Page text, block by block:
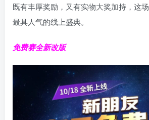
既有丰厚奖励，又有实物大奖加持，这
最具人气的线上盛典。
免费赛全新改版